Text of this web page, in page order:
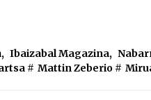
, Ibaizabal Magazina,
# Mattin Zeberio #